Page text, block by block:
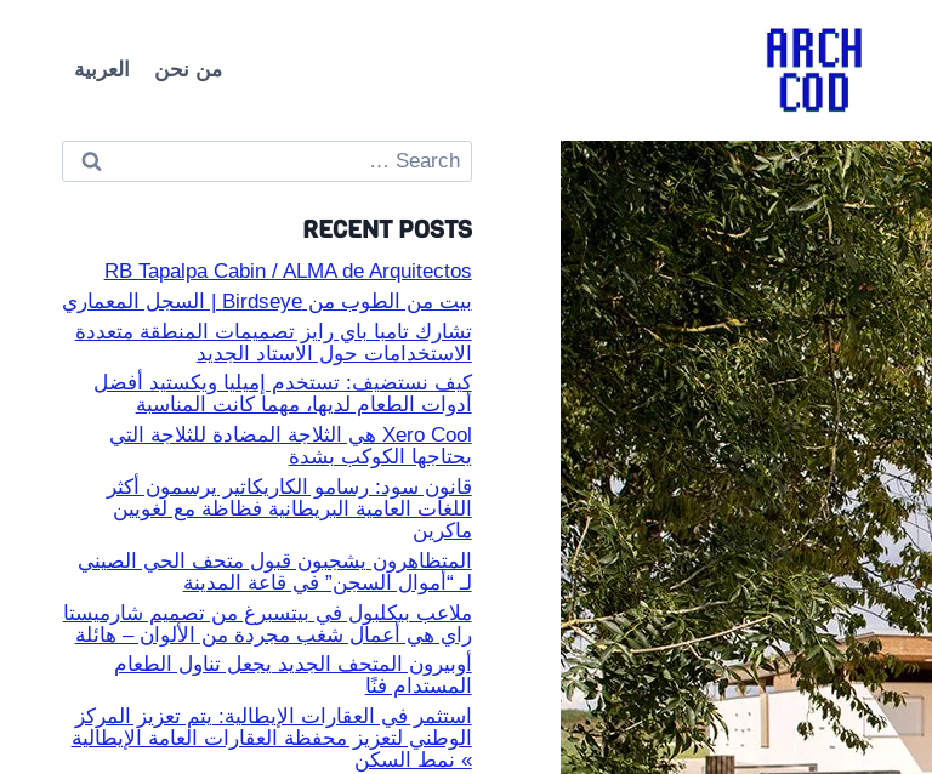
من نحن العربية
Search
for:
RECENT POSTS
RB Tapalpa Cabin / ALMA de Arquitectos
بيت من الطوب من Birdseye | السجل المعماري
تشارك تامبا باي رايز تصميمات المنطقة متعددة
الاستخدامات حول الاستاد الجديد
كيف نستضيف: تستخدم إميليا ويكستيد أفضل
أدوات الطعام لديها، مهما كانت المناسبة
Xero Cool هي الثلاجة المضادة للثلاجة التي
يحتاجها الكوكب بشدة
قانون سود: رسامو الكاريكاتير يرسمون أكثر
اللغات العامية البريطانية فظاظة مع لغويين
ماكرين
المتظاهرون يشجبون قبول متحف الحي الصيني
لـ “أموال السجن” في قاعة المدينة
ملاعب بيكلبول في بيتسبرغ من تصميم شارميستا
راي هي أعمال شغب مجردة من الألوان – هائلة
أوبيرون المتحف الجديد يجعل تناول الطعام
المستدام فنًا
استثمر في العقارات الإيطالية: يتم تعزيز المركز
الوطني لتعزيز محفظة العقارات العامة الإيطالية
» نمط السكن